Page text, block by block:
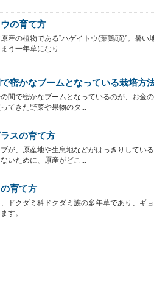
の育て方
産の植物である”ハゲイトウ(葉鶏頭)”。暑
う一年草になり...
密かなブームとなっている栽培方
間で密かなブームとなっているのが、お金
てきた野菜や果物のタ...
スの育て方
が、原産地や生息地などがはっきりしてい
いために、原産がどこ...
育て方
、ドクダミ科ドクダミ族の多年草であり、ギ
す。